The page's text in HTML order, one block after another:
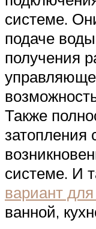
системе.
подаче
получения
Также
затопления
системе. И
вариант
ванной,